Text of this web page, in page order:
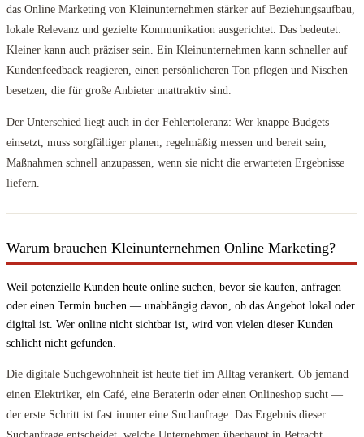
das Online Marketing von Kleinunternehmen stärker auf Beziehungsaufbau,
lokale Relevanz und gezielte Kommunikation ausgerichtet. Das bedeutet:
Kleiner kann auch präziser sein. Ein Kleinunternehmen kann schneller auf
Kundenfeedback reagieren, einen persönlicheren Ton pflegen und Nischen
besetzen, die für große Anbieter unattraktiv sind.
Der Unterschied liegt auch in der Fehlertoleranz: Wer knappe Budgets
einsetzt, muss sorgfältiger planen, regelmäßig messen und bereit sein,
Maßnahmen schnell anzupassen, wenn sie nicht die erwarteten Ergebnisse
liefern.
Warum brauchen Kleinunternehmen Online Marketing?
Weil potenzielle Kunden heute online suchen, bevor sie kaufen, anfragen
oder einen Termin buchen — unabhängig davon, ob das Angebot lokal oder
digital ist. Wer online nicht sichtbar ist, wird von vielen dieser Kunden
schlicht nicht gefunden.
Die digitale Suchgewohnheit ist heute tief im Alltag verankert. Ob jemand
einen Elektriker, ein Café, eine Beraterin oder einen Onlineshop sucht —
der erste Schritt ist fast immer eine Suchanfrage. Das Ergebnis dieser